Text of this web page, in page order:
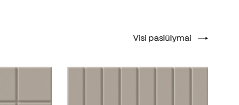
Visi pasiūlymai